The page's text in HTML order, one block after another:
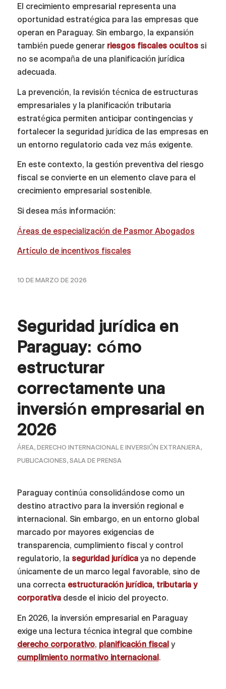
El crecimiento empresarial representa una
oportunidad estratégica para las empresas que
operan en Paraguay. Sin embargo, la expansión
también puede generar riesgos fiscales ocultossi
no se acompaña de una planificación jurídica
adecuada.
La prevención, la revisión técnica de estructuras
empresariales y la planificación tributaria
estratégica permiten anticipar contingencias y
fortalecer la seguridad jurídica de las empresas en
un entorno regulatorio cada vez más exigente.
En este contexto, la gestión preventiva del riesgo
fiscal se convierte en un elemento clave para el
crecimiento empresarial sostenible.
Si desea más información:
Áreas de especialización de Pasmor Abogados
Artículo de incentivos fiscales
10 DE MARZO DE 2026
Seguridad jurídica en
Paraguay: cómo
estructurar
correctamente una
inversión empresarial en
2026
ÁREA, DERECHO INTERNACIONAL E INVERSIÓN EXTRANJERA,
PUBLICACIONES, SALA DE PRENSA
Paraguay continúa consolidándose como un
destino atractivo para la inversión regional e
internacional. Sin embargo, en un entorno global
marcado por mayores exigencias de
transparencia, cumplimiento fiscal y control
regulatorio, la seguridad jurídicaya no depende
únicamente de un marco legal favorable, sino de
una correcta estructuración jurídica, tributaria y
corporativadesde el inicio del proyecto.
En 2026, la inversión empresarial en Paraguay
exige una lectura técnica integral que combine
derecho corporativo, planificación fiscaly
cumplimiento normativo internacional.